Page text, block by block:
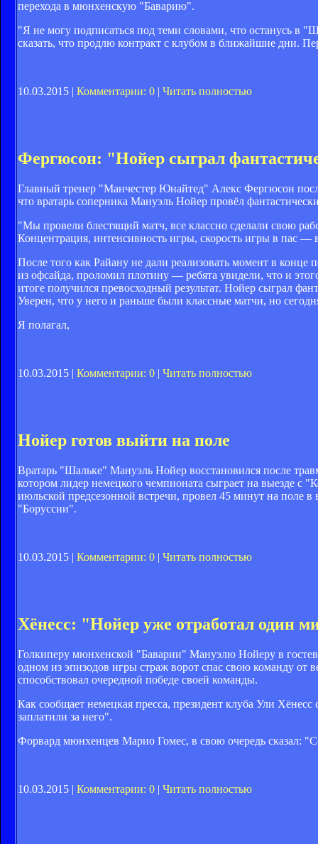
перехода в мюнхенскую "Баварию".
"Я не могу подписаться под теми словами, что останусь в
сказать, что продлю контракт с клубом в ближайшие дни.
10.03.2015 | Комментарии: 0 Читать полностью
Фергюсон: "Нойер сыграл
Главный тренер "Манчестер Юнайтед" Алекс Фергюсон
что вратарь соперника Мануэль Нойер провёл
"Мы провели блестящий матч, все классно сделали свою
Концентрация, интенсивность игры, скорость игры в пас
После того как Райану не дали реализовать момент в
из офсайда, проломил плотину — ребята увидели, что и
итоге получился превосходный результат. Нойер сыграл
Уверен, что у него и раньше были классные матчи, но
Я полагал,
10.03.2015 | Комментарии: 0 | Читать полностью
Нойер готов выйти на поле
Вратарь "Шальке" Мануэль Нойер восстановился после
котором лидер немецкого чемпионата сыграет на выезде
июльской предсезонной встречи, провел 45 минут на поле
"Боруссии".
10.03.2015 | Комментарии: 0 | Читать полностью
Хёнесс: "Нойер уже отработал один
Голкиперу мюнхенской "Баварии" Мануэлю Нойеру в
одном из эпизодов игры страж ворот спас свою команду
способствовал очередной победе своей команды.
Как сообщает немецкая пресса, президент клуба Ули
заплатили за него".
Форвард мюнхенцев Марио Гомес, в свою очередь сказал:
10.03.2015 | Комментарии: 0 | Читать полностью